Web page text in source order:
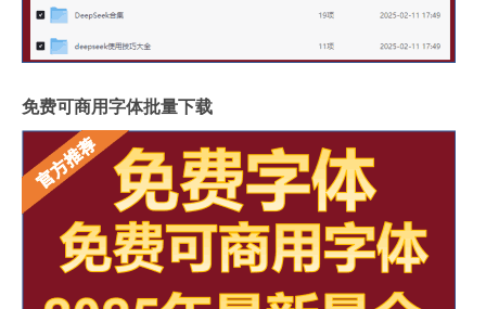
免费可商用字体批量下载